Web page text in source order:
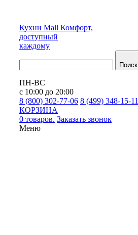
Кухни Mall Комфорт,
доступный
каждому
Поиск
ПН-ВС
с 10:00 до 20:00
8 (800) 302-77-06 8 (499) 348-15-11
КОРЗИНА
0 товаров. Заказать звонок
Меню